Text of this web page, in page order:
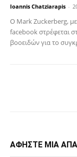
Ioannis Chatziarapis -
Ο Mark Zuckerberg,
facebook στρέφεται
βοοειδών για το
ΑΦΗΣΤΕ ΜΙΑ